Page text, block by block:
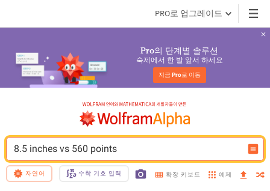
PRO로 업그레이드
Pro의 단계별 솔루션
숙제에서 한 발 앞서 하세요
지금 Pro로 이동
8.5 inches vs 560 points
자연어 수학 기호 입력 확장 키보드 예제